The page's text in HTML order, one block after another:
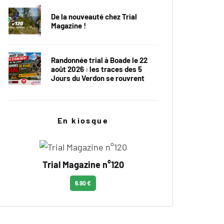
De la nouveauté chez Trial
Magazine !
Randonnée trial à Boade le 22
août 2026 : les traces des 5
Jours du Verdon se rouvrent
En kiosque
Trial Magazine n°120
6.90 €